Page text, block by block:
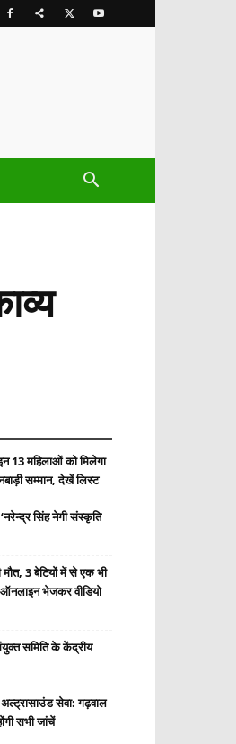
13 महिलाओं को मिलेगा
सम्मान, देखें लिस्ट
सिंह नेगी संस्कृति
मौत, 3 बेटियों में से एक भी
भेजकर वीडियो
समिति के केंद्रीय
सेवा: गढ़वाल
सभी जांचें